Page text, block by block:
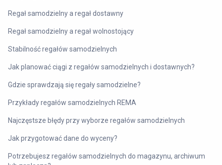
Regał samodzielny a regał dostawny
Regał samodzielny a regał wolnostojący
Stabilność regałów samodzielnych
Jak planować ciągi z regałów samodzielnych i dostawnych?
Gdzie sprawdzają się regały samodzielne?
Przykłady regałów samodzielnych REMA
Najczęstsze błędy przy wyborze regałów samodzielnych
Jak przygotować dane do wyceny?
Potrzebujesz regałów samodzielnych do magazynu, archiwum